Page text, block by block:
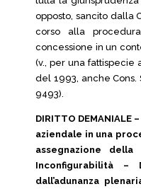
opposto, sancito dalla
corso alla
concessione in un
(v., per una fattispecie
del 1993, anche Cons.
9493).
DIRITTO
aziendale in una
assegnazione
Inconfigurabilità
dall’adunanza